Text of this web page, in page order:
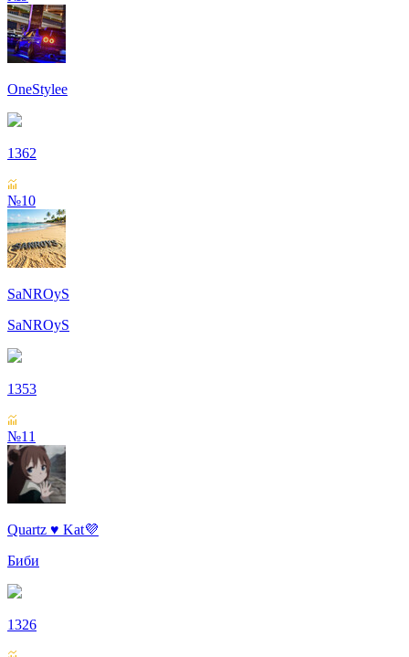
OneStylee
1362
№10
SaNROyS
SaNROyS
1353
№11
Quartz ♥ Kat💜
Биби
1326